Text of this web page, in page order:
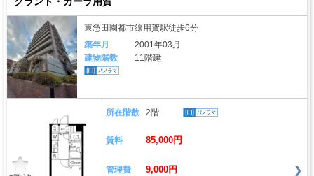
東急田園都市線用賀駅徒歩6分
築年月
2001年03月
建物階数
11階建
所在階数 2階
賃料 85,000円
管理費 9,000円